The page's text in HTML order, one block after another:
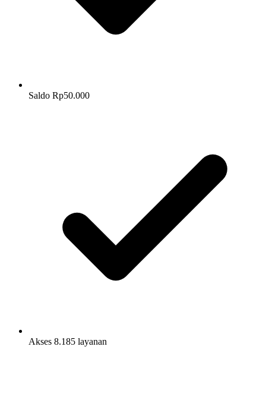
Saldo Rp50.000
Akses 8.185 layanan